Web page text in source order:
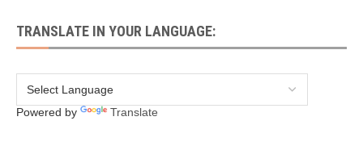
TRANSLATE IN YOUR LANGUAGE:
Powered by Translate